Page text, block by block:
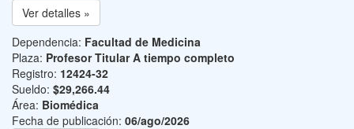
Ver detalles »
Dependencia: Facultad de Medicina
Plaza: Profesor Titular A tiempo completo
Registro: 12424-32
Sueldo: $29,266.44
Área: Biomédica
Fecha de publicación: 06/ago/2026